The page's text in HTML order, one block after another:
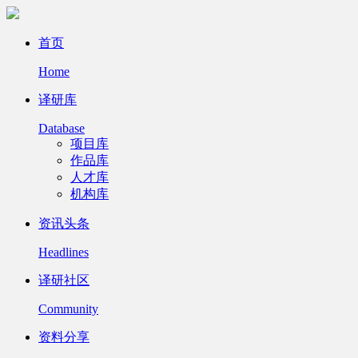
首页
Home
译研库
Database
项目库
作品库
人才库
机构库
资讯头条
Headlines
译研社区
Community
资料分享